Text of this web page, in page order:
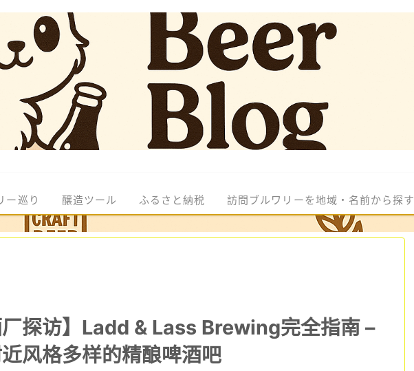
ー巡り 醸造ツール ふるさと納税 訪問ブルワリーを地域・名前から探す
厂探访】Ladd & Lass Brewing完全指南 –
风格多样的精酿啤酒吧